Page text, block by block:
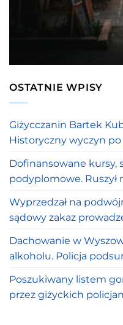
OSTATNIE WPISY
Giżycczanin Bartek
Historyczny wyczyn
Dofinansowane kursy,
podyplomowe.
Wyprzedzał na
sądowy zakaz
Dachowanie w
alkoholu. Policja
Poszukiwany listem
przez giżyckich